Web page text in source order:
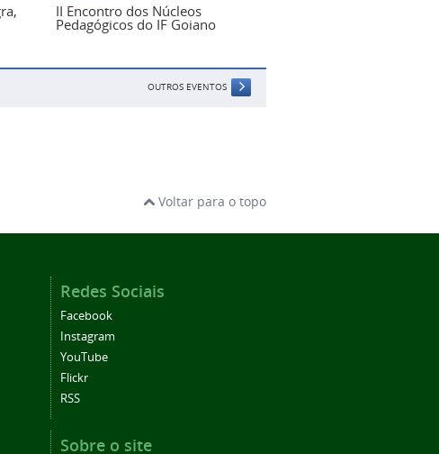
II Encontro dos Núcleos
Pedagógicos do IF Goiano
OUTROS EVENTOS
Voltar para o topo
Redes Sociais
Facebook
Instagram
YouTube
Flickr
RSS
Sobre o site